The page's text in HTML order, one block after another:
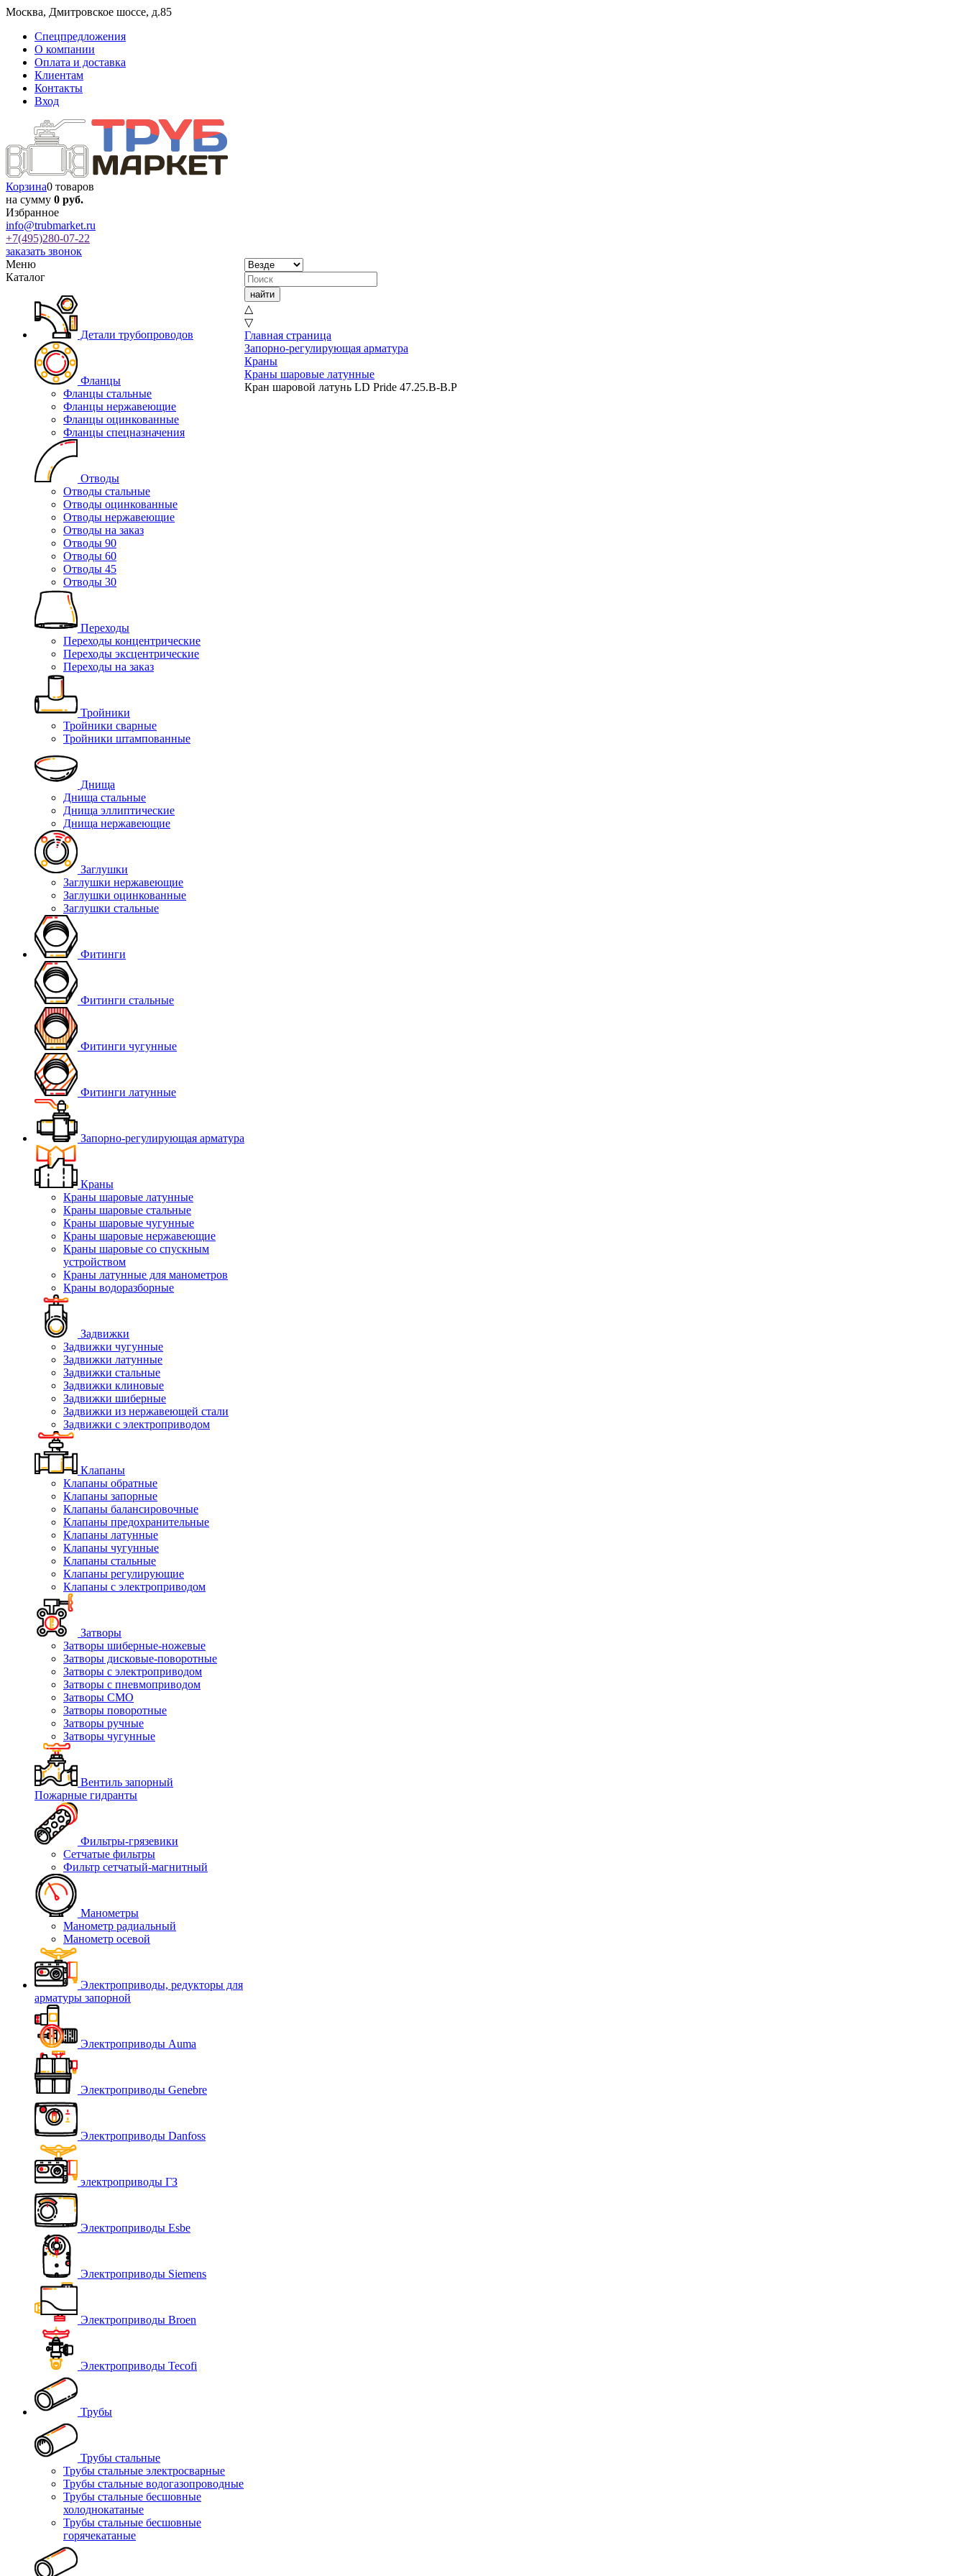
Москва, Дмитровское шоссе, д.85
Спецпредложения
О компании
Оплата и доставка
Клиентам
Контакты
Вход
Корзина0 товаров
на сумму 0 руб.
Избранное
info@trubmarket.ru
+7(495)280-07-22
заказать звонок
Меню
Каталог
Детали трубопроводов
Фланцы
Фланцы стальные
Фланцы нержавеющие
Фланцы оцинкованные
Фланцы спецназначения
Отводы
Отводы стальные
Отводы оцинкованные
Отводы нержавеющие
Отводы на заказ
Отводы 90
Отводы 60
Отводы 45
Отводы 30
Переходы
Переходы концентрические
Переходы эксцентрические
Переходы на заказ
Тройники
Тройники сварные
Тройники штампованные
Днища
Днища стальные
Днища эллиптические
Днища нержавеющие
Заглушки
Заглушки нержавеющие
Заглушки оцинкованные
Заглушки стальные
Фитинги
Фитинги стальные
Фитинги чугунные
Фитинги латунные
Запорно-регулирующая арматура
Краны
Краны шаровые латунные
Краны шаровые стальные
Краны шаровые чугунные
Краны шаровые нержавеющие
Краны шаровые со спускным
устройством
Краны латунные для манометров
Краны водоразборные
Задвижки
Задвижки чугунные
Задвижки латунные
Задвижки стальные
Задвижки клиновые
Задвижки шиберные
Задвижки из нержавеющей стали
Задвижки с электроприводом
Клапаны
Клапаны обратные
Клапаны запорные
Клапаны балансировочные
Клапаны предохранительные
Клапаны латунные
Клапаны чугунные
Клапаны стальные
Клапаны регулирующие
Клапаны с электроприводом
Затворы
Затворы шиберные-ножевые
Затворы дисковые-поворотные
Затворы с электроприводом
Затворы с пневмоприводом
Затворы СМО
Затворы поворотные
Затворы ручные
Затворы чугунные
Вентиль запорный
Пожарные гидранты
Фильтры-грязевики
Сетчатые фильтры
Фильтр сетчатый-магнитный
Манометры
Манометр радиальный
Манометр осевой
Электроприводы, редукторы для
арматуры запорной
Электроприводы Auma
Электроприводы Genebre
Электроприводы Danfoss
электроприводы ГЗ
Электроприводы Esbe
Электроприводы Siemens
Электроприводы Broen
Электроприводы Tecofi
Трубы
Трубы стальные
Трубы стальные электросварные
Трубы стальные водогазопроводные
Трубы стальные бесшовные
холоднокатаные
Трубы стальные бесшовные
горячекатаные
△
▽
Главная страница
Запорно-регулирующая арматура
Краны
Краны шаровые латунные
Кран шаровой латунь LD Pride 47.25.В-В.Р